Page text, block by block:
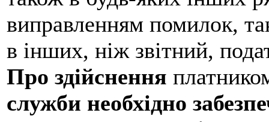
виправленням помилок,
в інших, ніж звітний,
Про здійснення
служби необхідно